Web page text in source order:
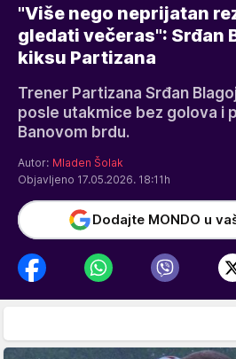
"Više nego neprijatan
gledati večeras": Srđan
kiksu Partizana
Trener Partizana Srđan
posle utakmice bez golova i
Banovom brdu.
Autor: Mladen Šolak
Objavljeno 17.05.2026. 18:11h
Dodajte MONDO u